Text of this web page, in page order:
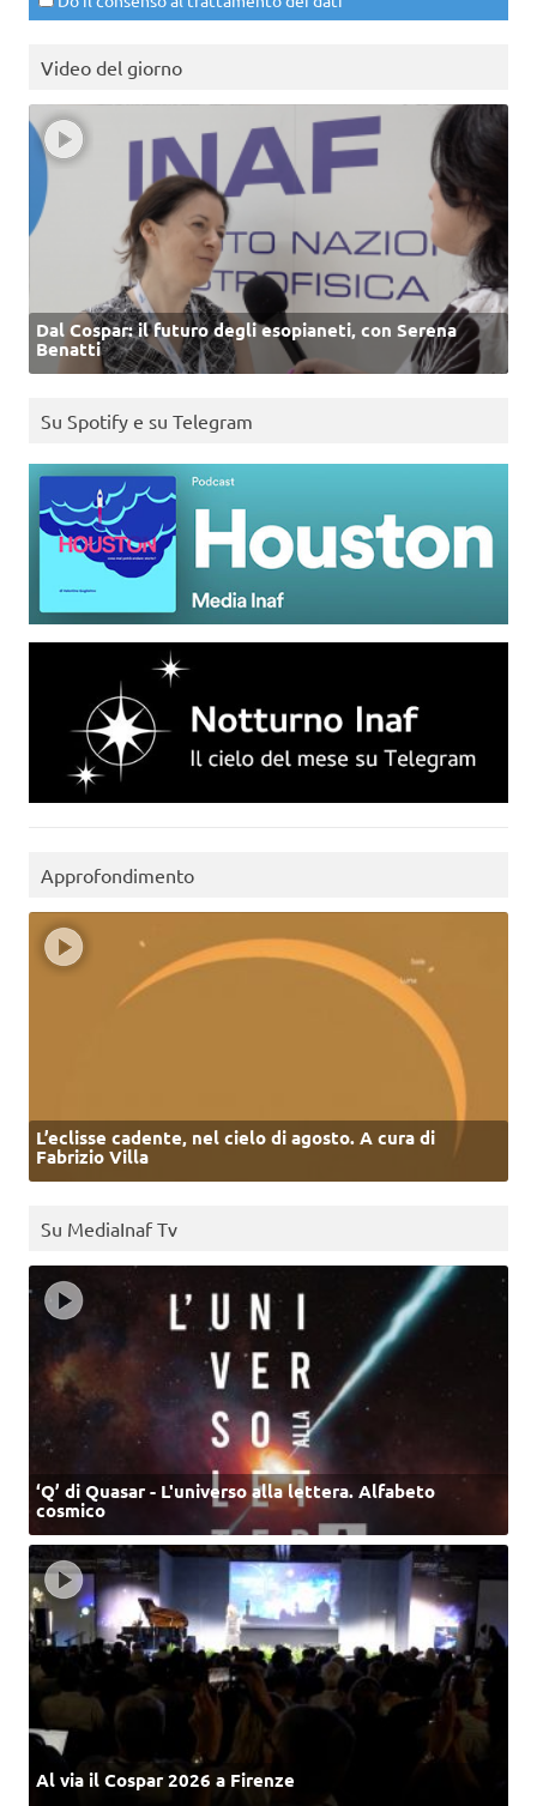
Video del giorno
Dal Cospar: il futuro degli esopianeti, con Serena
Benatti
Su Spotify e su Telegram
Approfondimento
L’eclisse cadente, nel cielo di agosto. A cura di
Fabrizio Villa
Su MediaInaf Tv
‘Q’ di Quasar - L'universo alla lettera. Alfabeto
cosmico
Al via il Cospar 2026 a Firenze